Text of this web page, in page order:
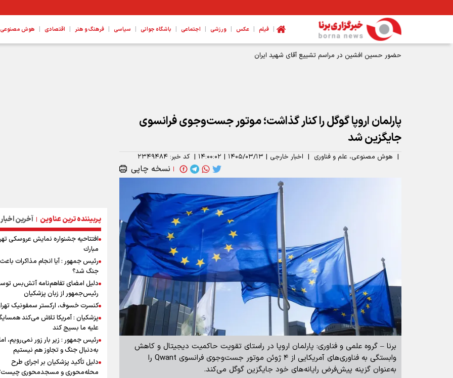
| فیلم | عکس | ورزشی | اجتماعی | باشگاه جوانی | سیاسی | فرهنگ و هنر | اقتصادی | هوش مصنوعی،
حضور حسین افشین در مراسم تشییع آقای شهید ایران
پارلمان اروپا گوگل را کنار گذاشت؛ موتور جست‌وجوی فرانسوی
جایگزین شد
| هوش مصنوعی، علم و فناوری | اخبار خارجی | ۱۴۰۵/۰۳/۱۳ | ۱۴:۰۰:۰۲ | کد خبر: ۲۳۴۹۴۸۴
| نسخه چاپی
برنا – گروه علمی و فناوری: پارلمان اروپا در راستای تقویت حاکمیت دیجیتال و کاهش
وابستگی به فناوری‌های آمریکایی از ۴ ژوئن موتور جست‌وجوی فرانسوی Qwant را
به‌عنوان گزینه پیش‌فرض رایانه‌های خود جایگزین گوگل می‌کند.
پربیننده ترین عناوین | آخرین اخبار
افتتاحیه جشنواره نمايش عروسكى
مبارك
رئیس جمهور : آیا انجام مذاکرات
جنگ شد؟
دلیل امضای تفاهم‌نامه آتش‌بس
رئیس‌جمهور از زبان پزشکیان
کنسرت خسوف، ارکستر سمفونیک
پزشکیان : آمریکا تلاش می‌کند
علیه ما بسیج کند
رئیس جمهور : زیر بار زور نمی‌رویم،
به‌دنبال جنگ و تجاوز هم نیستیم
دلیل تأکید پزشکیان بر اجرای طرح
محله‌محوری و مسجدمحوری